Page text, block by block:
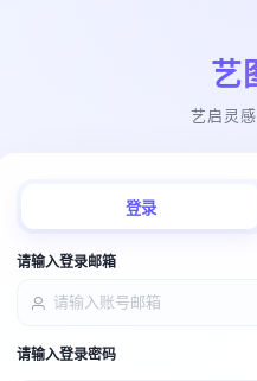
艺
艺启灵
登录
请输入登录邮箱
请输入登录密码